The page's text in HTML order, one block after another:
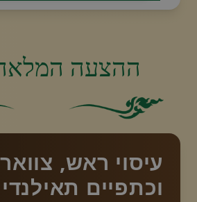
ההצעה
עיסוי ראש, צוואר
וכתפיים תאילנדי